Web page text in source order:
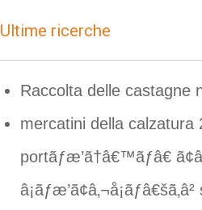
Ultime ricerche
Raccolta delle castagne
mercatini della calzatura
portãƒæ’ã†â€™ãƒâ€